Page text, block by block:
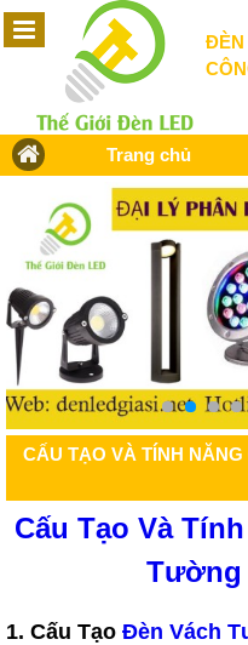
ĐÈN
Trang chủ
CẤU TẠO VÀ TÍNH
Cấu Tạo Và
Tường
1. Cấu Tạo Đèn Vách